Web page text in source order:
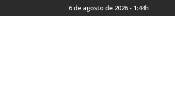
6 de agosto de 2026 - 1:44h